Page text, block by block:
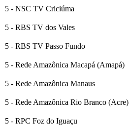
5 - NSC TV Criciúma
5 - RBS TV dos Vales
5 - RBS TV Passo Fundo
5 - Rede Amazônica Macapá (Amapá)
5 - Rede Amazônica Manaus
5 - Rede Amazônica Rio Branco (Acre)
5 - RPC Foz do Iguaçu